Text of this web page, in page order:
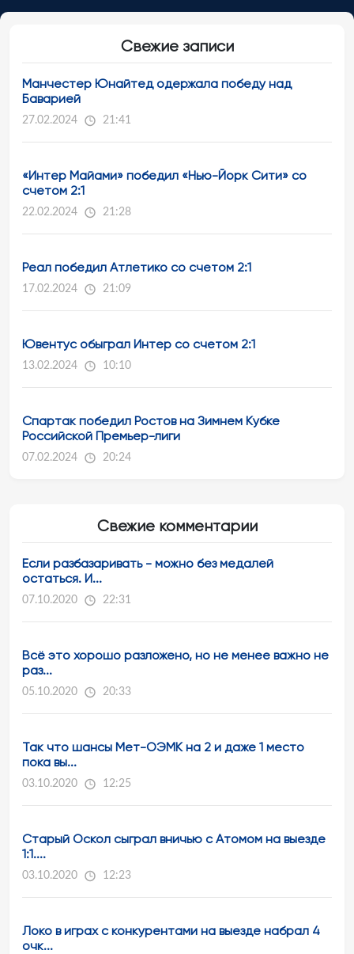
Свежие записи
Манчестер Юнайтед одержала победу над
Баварией
27.02.2024 21:41
«Интер Майами» победил «Нью-Йорк Сити» со
счетом 2:1
22.02.2024 21:28
Реал победил Атлетико со счетом 2:1
17.02.2024 21:09
Ювентус обыграл Интер со счетом 2:1
13.02.2024 10:10
Спартак победил Ростов на Зимнем Кубке
Российской Премьер-лиги
07.02.2024 20:24
Свежие комментарии
Если разбазаривать - можно без медалей
остаться. И...
07.10.2020 22:31
Всё это хорошо разложено, но не менее важно не
раз...
05.10.2020 20:33
Так что шансы Мет-ОЭМК на 2 и даже 1 место
пока вы...
03.10.2020 12:25
Старый Оскол сыграл вничью с Атомом на выезде
1:1....
03.10.2020 12:23
Локо в играх с конкурентами на выезде набрал 4
очк...